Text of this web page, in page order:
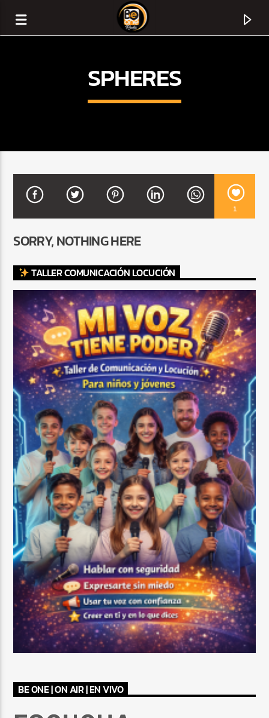
TITLE
CURRENT SHOW
BACHATA PARA EL CAMINO
5:00 PM 7:00 PM
Beone Radio
SPHERES
1
SORRY, NOTHING HERE
TALLER COMUNICACIÓN LOCUCIÓN
BE ONE | ON AIR | EN VIVO